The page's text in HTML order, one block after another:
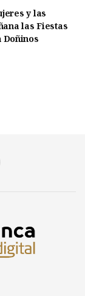
y las
las Fiestas
Doñinos